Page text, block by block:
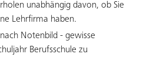
unabhängig davon, ob Sie
Lehrfirma haben.
Notenbild - gewisse
Berufsschule zu